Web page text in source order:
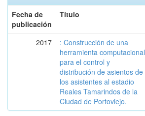
Fecha de
publicación
Título
2017
: Construcción de una
herramienta computacional
para el control y
distribución de asientos de
los asistentes al estadio
Reales Tamarindos de la
Ciudad de Portoviejo.